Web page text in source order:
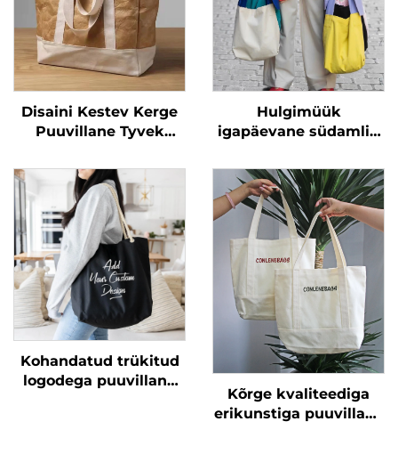
Disaini Kestev Kerge
Puuvillane Tyvek
Veesoojendav Duponti
Lina Tyvek Tootekott
Logodega
Hulgimüük
igapäevane südamlik
lillkott kandepagas
lõuend koondatav
taaskasutatav
ostujämedad lillkott
Kohandatud trükitud
logodega puuvillane
Kõrge kvaliteediga
erikunstiga puuvillane